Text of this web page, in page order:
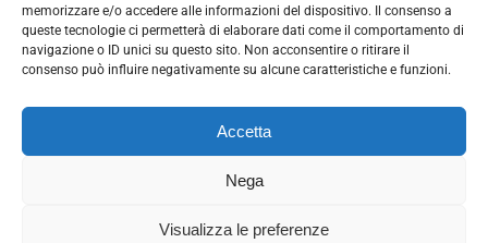
memorizzare e/o accedere alle informazioni del dispositivo. Il consenso a
queste tecnologie ci permetterà di elaborare dati come il comportamento di
navigazione o ID unici su questo sito. Non acconsentire o ritirare il
consenso può influire negativamente su alcune caratteristiche e funzioni.
Accetta
Nega
Visualizza le preferenze
Agenzia delle Entrate
49.338,00 €
M.I.S.E
935,34 €
Gli altri aiuti di Stato sono consultabili sul REGISTRO NAZIONALE
--